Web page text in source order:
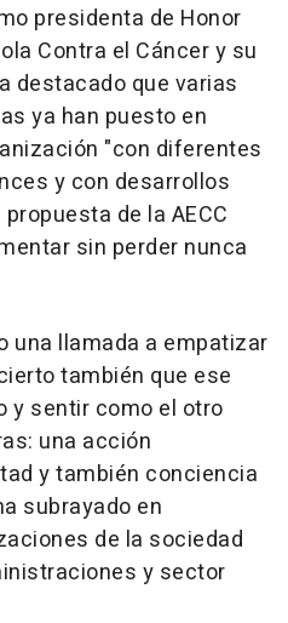
presidenta de Honor
Contra el Cáncer y su
destacado que varias
ya han puesto en
"con diferentes
y con desarrollos
de la AECC
sin perder nunca
una llamada a empatizar
también que ese
y sentir como el otro
una acción
y también conciencia
subrayado en
de la sociedad
y sector